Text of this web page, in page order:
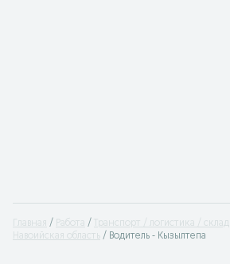
Главная Работа Транспорт / логистика / склад
Навоийская область
Водитель - Кызылтепа